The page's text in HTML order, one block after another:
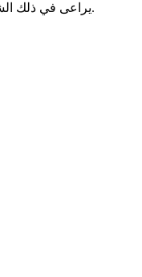
* يراعى في ذلك الشروط والأحكام الخاصة باستخدام الموقع.